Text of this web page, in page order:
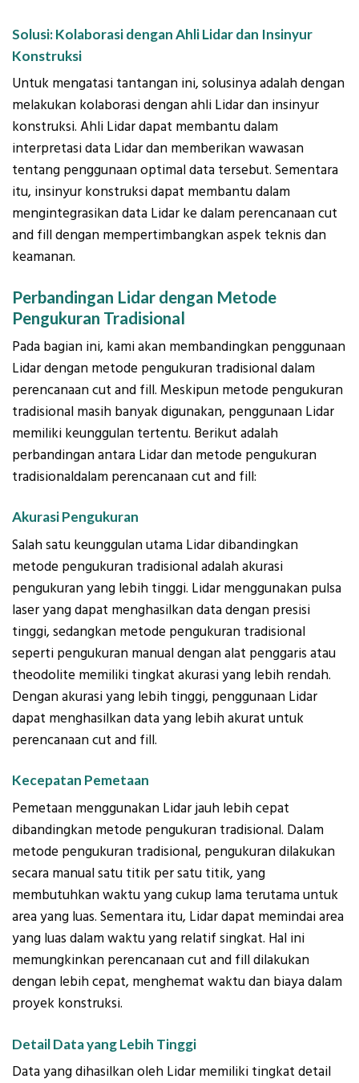
Solusi: Kolaborasi dengan Ahli Lidar dan Insinyur
Konstruksi
Untuk mengatasi tantangan ini, solusinya adalah dengan
melakukan kolaborasi dengan ahli Lidar dan insinyur
konstruksi. Ahli Lidar dapat membantu dalam
interpretasi data Lidar dan memberikan wawasan
tentang penggunaan optimal data tersebut. Sementara
itu, insinyur konstruksi dapat membantu dalam
mengintegrasikan data Lidar ke dalam perencanaan cut
and fill dengan mempertimbangkan aspek teknis dan
keamanan.
Perbandingan Lidar dengan Metode
Pengukuran Tradisional
Pada bagian ini, kami akan membandingkan penggunaan
Lidar dengan metode pengukuran tradisional dalam
perencanaan cut and fill. Meskipun metode pengukuran
tradisional masih banyak digunakan, penggunaan Lidar
memiliki keunggulan tertentu. Berikut adalah
perbandingan antara Lidar dan metode pengukuran
tradisionaldalam perencanaan cut and fill:
Akurasi Pengukuran
Salah satu keunggulan utama Lidar dibandingkan
metode pengukuran tradisional adalah akurasi
pengukuran yang lebih tinggi. Lidar menggunakan pulsa
laser yang dapat menghasilkan data dengan presisi
tinggi, sedangkan metode pengukuran tradisional
seperti pengukuran manual dengan alat penggaris atau
theodolite memiliki tingkat akurasi yang lebih rendah.
Dengan akurasi yang lebih tinggi, penggunaan Lidar
dapat menghasilkan data yang lebih akurat untuk
perencanaan cut and fill.
Kecepatan Pemetaan
Pemetaan menggunakan Lidar jauh lebih cepat
dibandingkan metode pengukuran tradisional. Dalam
metode pengukuran tradisional, pengukuran dilakukan
secara manual satu titik per satu titik, yang
membutuhkan waktu yang cukup lama terutama untuk
area yang luas. Sementara itu, Lidar dapat memindai area
yang luas dalam waktu yang relatif singkat. Hal ini
memungkinkan perencanaan cut and fill dilakukan
dengan lebih cepat, menghemat waktu dan biaya dalam
proyek konstruksi.
Detail Data yang Lebih Tinggi
Data yang dihasilkan oleh Lidar memiliki tingkat detail